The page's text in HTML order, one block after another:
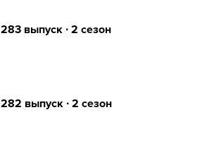
283 выпуск ∙ 2 сезон
282 выпуск ∙ 2 сезон